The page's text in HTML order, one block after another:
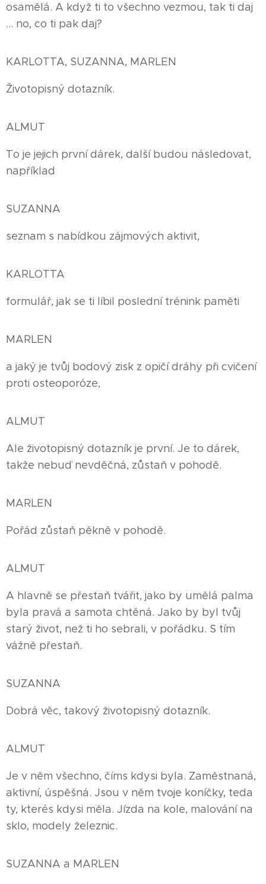
osamělá. A když ti to všechno vezmou, tak ti daj
... no, co ti pak daj?
KARLOTTA, SUZANNA, MARLEN
Životopisný dotazník.
ALMUT
To je jejich první dárek, další budou následovat,
například
SUZANNA
seznam s nabídkou zájmových aktivit,
KARLOTTA
formulář, jak se ti líbil poslední trénink paměti
MARLEN
a jaký je tvůj bodový zisk z opičí dráhy při cvičení
proti osteoporóze,
ALMUT
Ale životopisný dotazník je první. Je to dárek,
takže nebuď nevděčná, zůstaň v pohodě.
MARLEN
Pořád zůstaň pěkně v pohodě.
ALMUT
A hlavně se přestaň tvářit, jako by umělá palma
byla pravá a samota chtěná. Jako by byl tvůj
starý život, než ti ho sebrali, v pořádku. S tím
vážně přestaň.
SUZANNA
Dobrá věc, takový životopisný dotazník.
ALMUT
Je v něm všechno, číms kdysi byla. Zaměstnaná,
aktivní, úspěšná. Jsou v něm tvoje koníčky, teda
ty, kterés kdysi měla. Jízda na kole, malování na
sklo, modely železnic.
SUZANNA a MARLEN